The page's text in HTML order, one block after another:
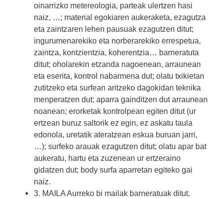
oinarrizko metereologia, parteak ulertzen hasi
naiz, …; material egokiaren aukeraketa, ezagutza
eta zaintzaren lehen pausuak ezagutzen ditut;
ingurumenarekiko eta norberarekiko errespetua,
zaintza, kontzientzia, koherentzia… barneratuta
ditut; oholarekin etzanda nagoenean, arraunean
eta eserita, kontrol nabarmena dut; olatu txikietan
zutitzeko eta surfean aritzeko dagokidan teknika
menperatzen dut; aparra gainditzen dut arraunean
noanean; erorketak kontrolpean egiten ditut (ur
ertzean buruz saltorik ez egin, ez askatu taula
edonola, uretatik ateratzean eskua buruan jarri,
…); surfeko arauak ezagutzen ditut; olatu apar bat
aukeratu, hartu eta zuzenean ur ertzeraino
gidatzen dut; body surfa aparretan egiteko gai
naiz.
3. MAILA Aurreko bi mailak barneratuak ditut.